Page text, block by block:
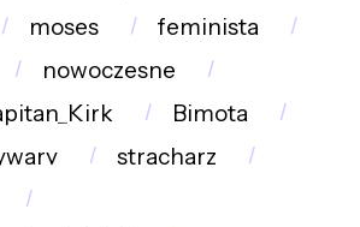
moses
feminista
nowoczesne
Bimota
stracharz